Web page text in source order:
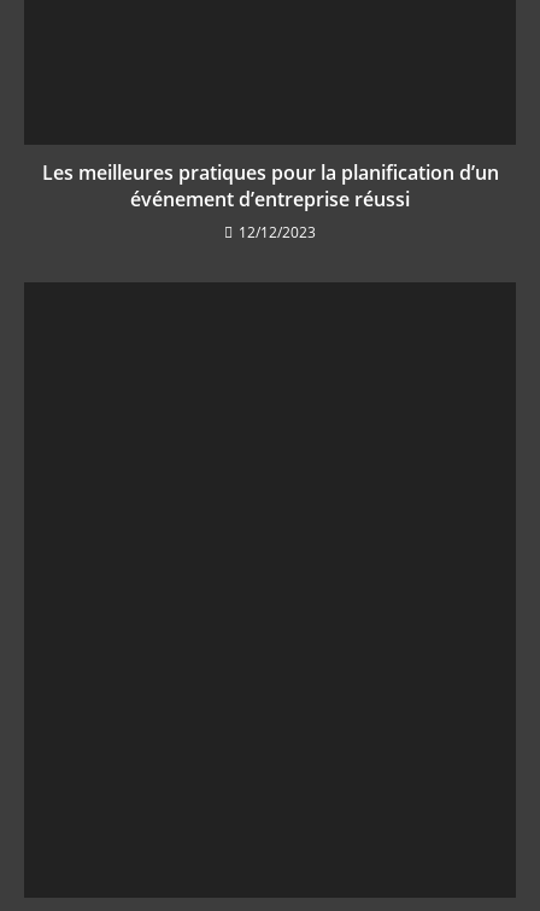
Les meilleures pratiques pour la planification d’un
événement d’entreprise réussi
12/12/2023